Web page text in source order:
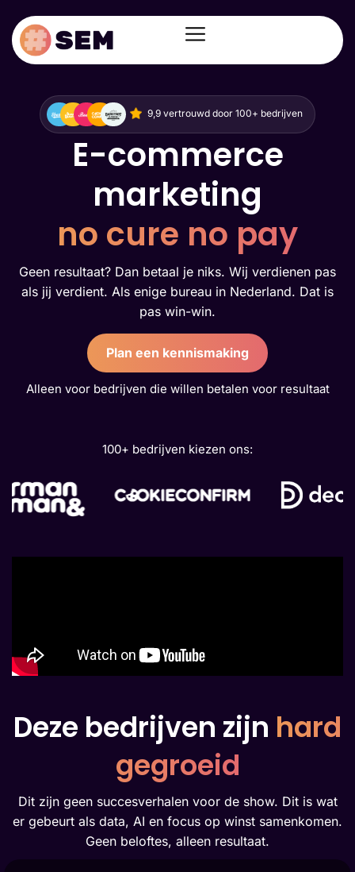
9,9 vertrouwd door 100+ bedrijven
E-commerce
marketing
no cure no pay
Geen resultaat? Dan betaal je niks. Wij verdienen pas
als jij verdient. Als enige bureau in Nederland. Dat is
pas win-win.
Plan een kennismaking
Alleen voor bedrijven die willen betalen voor resultaat
100+ bedrijven kiezen ons:
Deze bedrijven zijn hard
gegroeid
Dit zijn geen succesverhalen voor de show. Dit is wat
er gebeurt als data, AI en focus op winst samenkomen.
Geen beloftes, alleen resultaat.